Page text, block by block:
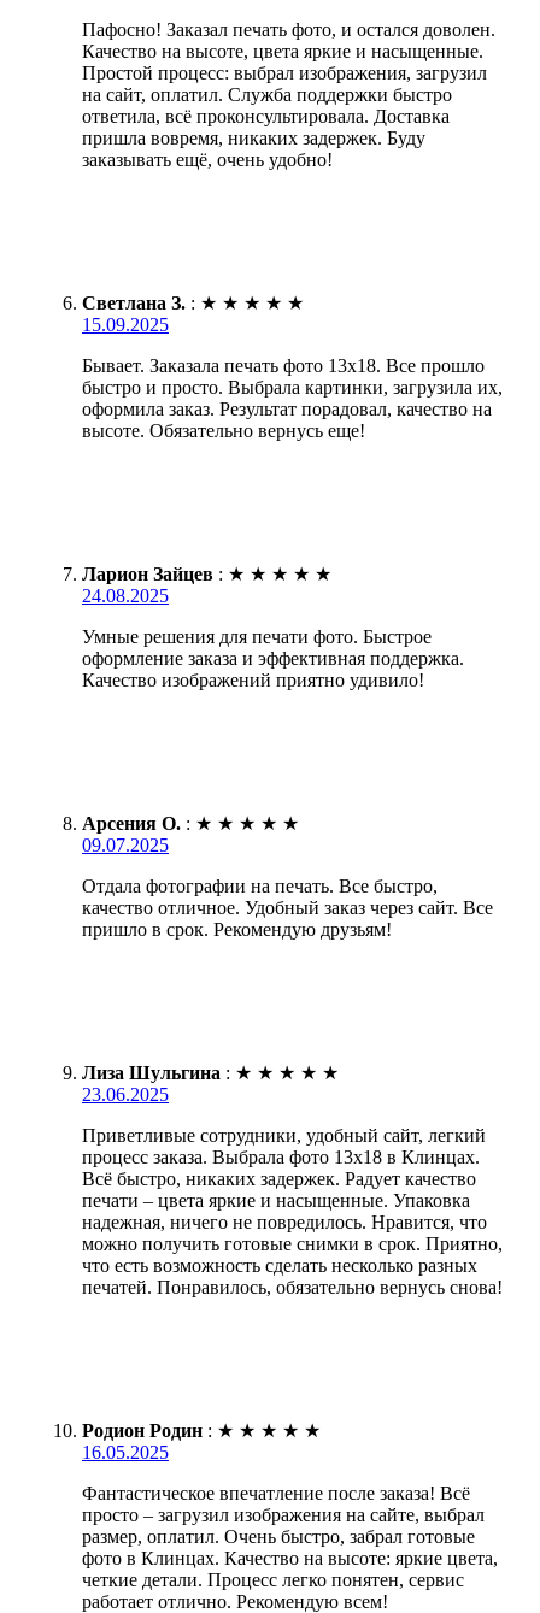
Пафосно! Заказал печать фото, и остался доволен.
Качество на высоте, цвета яркие и насыщенные.
Простой процесс: выбрал изображения, загрузил
на сайт, оплатил. Служба поддержки быстро
ответила, всё проконсультировала. Доставка
пришла вовремя, никаких задержек. Буду
заказывать ещё, очень удобно!
Светлана З. : ★ ★ ★ ★ ★
15.09.2025
Бывает. Заказала печать фото 13х18. Все прошло
быстро и просто. Выбрала картинки, загрузила их,
оформила заказ. Результат порадовал, качество на
высоте. Обязательно вернусь еще!
Ларион Зайцев : ★ ★ ★ ★ ★
24.08.2025
Умные решения для печати фото. Быстрое
оформление заказа и эффективная поддержка.
Качество изображений приятно удивило!
Арсения О. : ★ ★ ★ ★ ★
09.07.2025
Отдала фотографии на печать. Все быстро,
качество отличное. Удобный заказ через сайт. Все
пришло в срок. Рекомендую друзьям!
Лиза Шульгина : ★ ★ ★ ★ ★
23.06.2025
Приветливые сотрудники, удобный сайт, легкий
процесс заказа. Выбрала фото 13х18 в Клинцах.
Всё быстро, никаких задержек. Радует качество
печати – цвета яркие и насыщенные. Упаковка
надежная, ничего не повредилось. Нравится, что
можно получить готовые снимки в срок. Приятно,
что есть возможность сделать несколько разных
печатей. Понравилось, обязательно вернусь снова!
Родион Родин : ★ ★ ★ ★ ★
16.05.2025
Фантастическое впечатление после заказа! Всё
просто – загрузил изображения на сайте, выбрал
размер, оплатил. Очень быстро, забрал готовые
фото в Клинцах. Качество на высоте: яркие цвета,
четкие детали. Процесс легко понятен, сервис
работает отлично. Рекомендую всем!